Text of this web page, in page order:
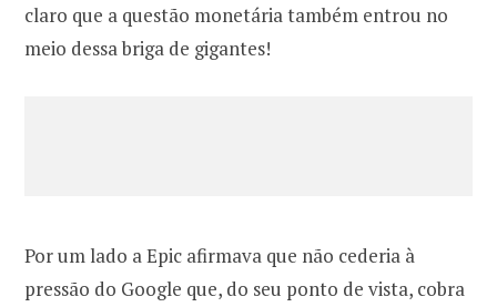
claro que a questão monetária também entrou no
meio dessa briga de gigantes!
Por um lado a Epic afirmava que não cederia à
pressão do Google que, do seu ponto de vista, cobra